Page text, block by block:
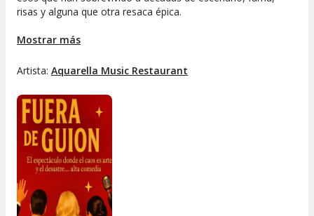
risas y alguna que otra resaca épica.
Aquarella Music
espectáculo en una velada gamberra e inolvidable.
Mostrar más
Artista: Aquarella Music Restaurant